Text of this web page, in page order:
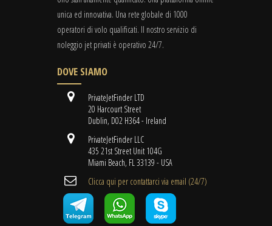
unica ed innovativa. Una rete globale di 1000
operatori di volo qualificati. Il nostro servizio di
noleggio jet privati è operativo 24/7.
DOVE SIAMO
PrivateJetFinder LTD
20 Harcourt Street
Dublin, D02 H364 - Ireland
PrivateJetFinder LLC
435 21st Street Unit 104G
Miami Beach, FL 33139 - USA
Clicca qui per contattarci via email (24/7)